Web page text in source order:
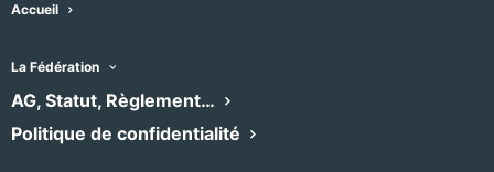
Accueil
La Fédération
AG, Statut, Règlement…
Politique de confidentialité
L’agenda des chœurs
adhérents